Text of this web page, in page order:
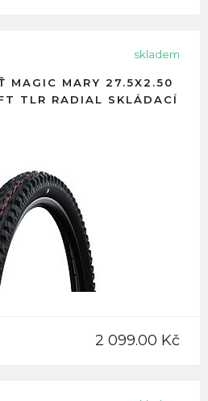
skladem
MAGIC MARY 27.5X2.50
TLR RADIAL SKLÁDACÍ
2 099.00 Kč